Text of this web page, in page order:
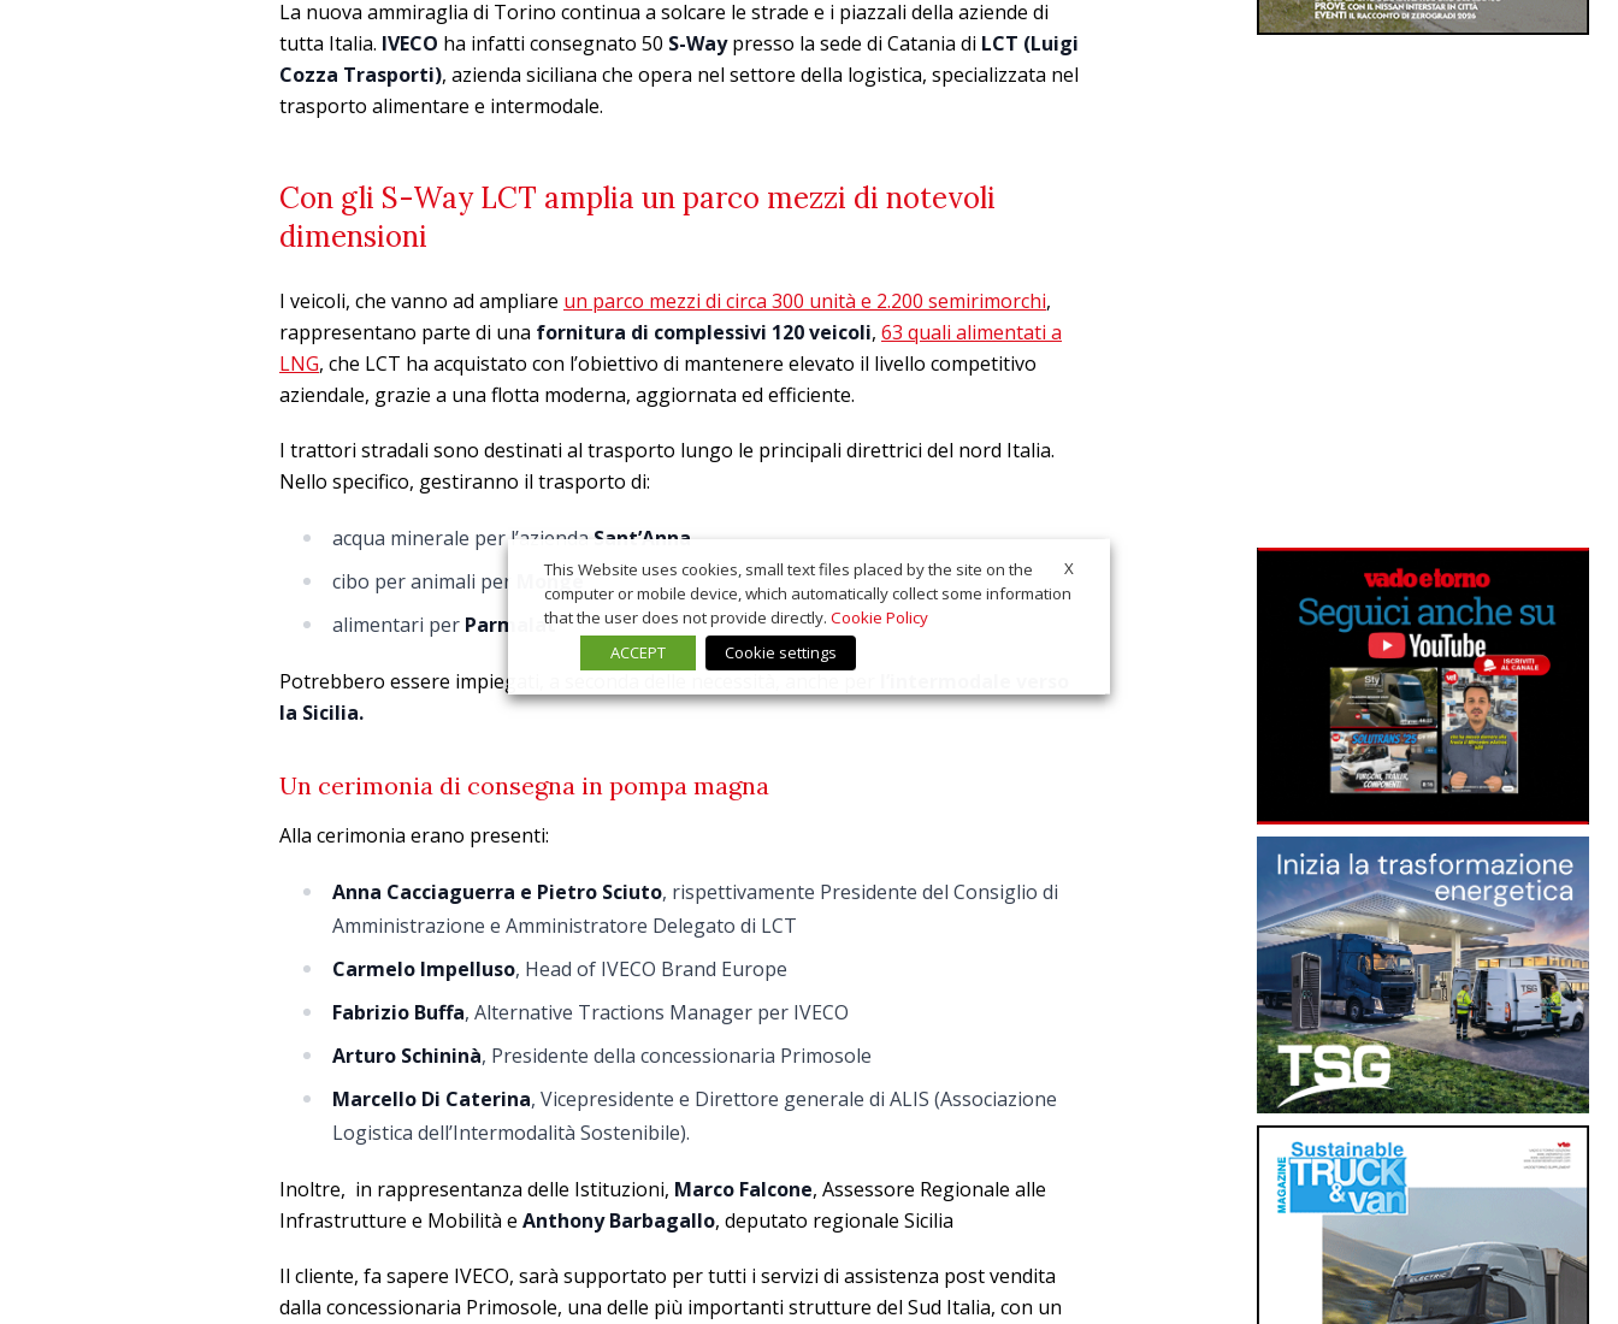
La nuova ammiraglia di Torino continua a solcare le strade e i piazzali della aziende di
tutta Italia. IVECO ha infatti consegnato 50 S-Waypresso la sede di Catania di LCT (Luigi
Cozza Trasporti), azienda siciliana che opera nel settore della logistica, specializzata nel
trasporto alimentare e intermodale.
Con gli S-Way LCT amplia un parco mezzi di notevoli
dimensioni
I veicoli, che vanno ad ampliare un parco mezzi di circa 300 unità e 2.200 semirimorchi,
rappresentano parte di una fornitura di complessivi 120 veicoli, 63 quali alimentati a
LNG, che LCT ha acquistato con l’obiettivo di mantenere elevato il livello competitivo
aziendale, grazie a una flotta moderna, aggiornata ed efficiente.
I trattori stradali sono destinati al trasporto lungo le principali direttrici del nord Italia.
Nello specifico, gestiranno il trasporto di:
acqua minerale per l’azienda Sant’Anna
cibo per animali per
Monge
alimentari per Parmalat
Potrebbero essere impiegati, a seconda delle necessità, anche per
la Sicilia.
Un cerimonia di consegna in pompa magna
Alla cerimonia erano presenti:
Anna Cacciaguerra e Pietro Sciuto, rispettivamente Presidente del Consiglio di
Amministrazione e Amministratore Delegato di LCT
Carmelo Impelluso, Head of IVECO Brand Europe
Fabrizio Buffa, Alternative Tractions Manager per IVECO
Arturo Schininà, Presidente della concessionaria Primosole
Marcello Di Caterina, Vicepresidente e Direttore generale di ALIS (Associazione
Logistica dell’Intermodalità Sostenibile).
Inoltre, in rappresentanza delle Istituzioni, Marco Falcone, Assessore Regionale alle
Infrastrutture e Mobilità e Anthony Barbagallo, deputato regionale Sicilia
Il cliente, fa sapere IVECO, sarà supportato per tutti i servizi di assistenza post vendita
dalla concessionaria Primosole, una delle più importanti strutture del Sud Italia, con un
X
This Website uses cookies, small text files placed by the site on the
computer or mobile device, which automatically collect some information
that the user does not provide directly. Cookie Policy
ACCEPT
Cookie settings